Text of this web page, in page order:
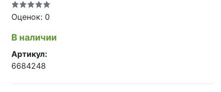
Оценок: 0
В наличии
Артикул:
6684248